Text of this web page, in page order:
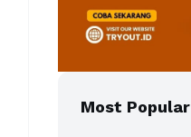
Most Popular